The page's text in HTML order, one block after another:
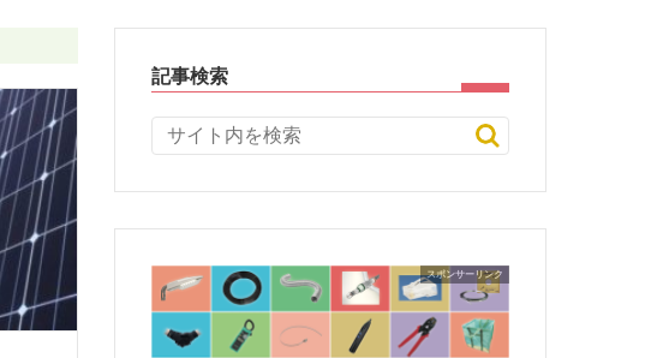
記事検索